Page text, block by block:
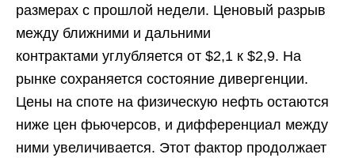
размерах с прошлой недели. Ценовый разрыв
между ближними и дальними
контрактами углубляется от $2,1 к $2,9. На
рынке сохраняется состояние дивергенции.
Цены на споте на физическую нефть остаются
ниже цен фьючерсов, и дифференциал между
ними увеличивается. Этот фактор продолжает